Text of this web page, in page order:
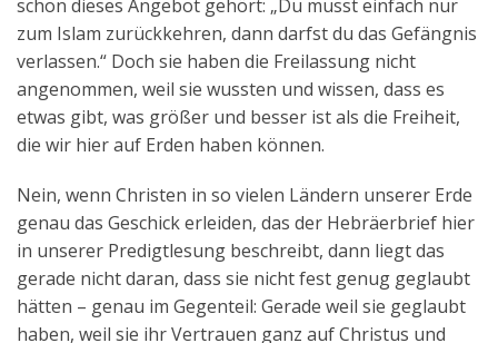
schon dieses Angebot gehört: „Du musst einfach nur
zum Islam zurückkehren, dann darfst du das Gefängnis
verlassen.“ Doch sie haben die Freilassung nicht
angenommen, weil sie wussten und wissen, dass es
etwas gibt, was größer und besser ist als die Freiheit,
die wir hier auf Erden haben können.
Nein, wenn Christen in so vielen Ländern unserer Erde
genau das Geschick erleiden, das der Hebräerbrief hier
in unserer Predigtlesung beschreibt, dann liegt das
gerade nicht daran, dass sie nicht fest genug geglaubt
hätten – genau im Gegenteil: Gerade weil sie geglaubt
haben, weil sie ihr Vertrauen ganz auf Christus und